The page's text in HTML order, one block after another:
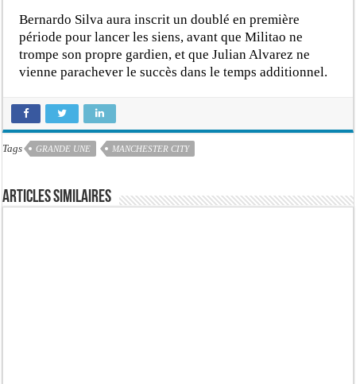
Bernardo Silva aura inscrit un doublé en première
période pour lancer les siens, avant que Militao ne
trompe son propre gardien, et que Julian Alvarez ne
vienne parachever le succès dans le temps additionnel.
Tags GRANDE UNE MANCHESTER CITY
Articles similaires